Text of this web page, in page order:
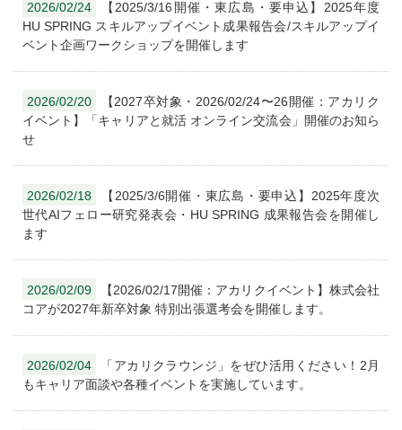
2026/02/24
【2025/3/16開催・東広島・要申込】2025年度
HU SPRING スキルアップイベント成果報告会/スキルアップイ
ベント企画ワークショップを開催します
2026/02/20
【2027卒対象・2026/02/24〜26開催：アカリク
イベント】「キャリアと就活 オンライン交流会」開催のお知ら
せ
2026/02/18
【2025/3/6開催・東広島・要申込】2025年度次
世代AIフェロー研究発表会・HU SPRING 成果報告会を開催し
ます
2026/02/09
【2026/02/17開催：アカリクイベント】株式会社
コアが2027年新卒対象 特別出張選考会を開催します。
2026/02/04
「アカリクラウンジ」をぜひ活用ください！2月
もキャリア面談や各種イベントを実施しています。